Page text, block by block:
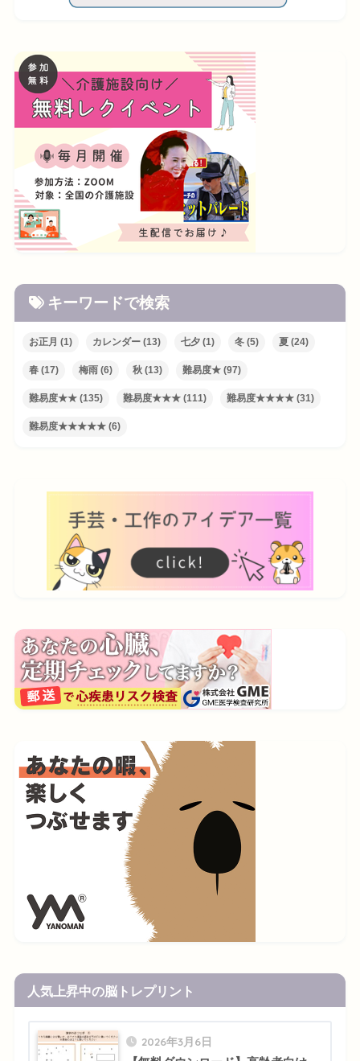
キーワードで検索
お正月 (1) カレンダー(13) 七夕(1) 冬(5) 夏 (24)
春(17) 梅雨(6) 秋(13) 難易度★(97)
難易度★★(135) 難易度★★★(111) 難易度★★★★(31)
難易度★★★★★(6)
人気上昇中の脳トレプリント
2026年3月6日